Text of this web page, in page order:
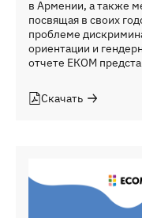
в Армении, а также
посвящая в своих
проблеме
ориентации и
отчете ЕКОМ
Скачать